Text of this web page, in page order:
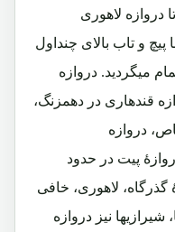
دروازه لاهوری
و تاب بالای چنداول
میگردید. دروازه
قندهاری در دهمزنگ،
دروازه
پیت در حدود
گذرگاه، لاهوری، خافی
نیز دروازه